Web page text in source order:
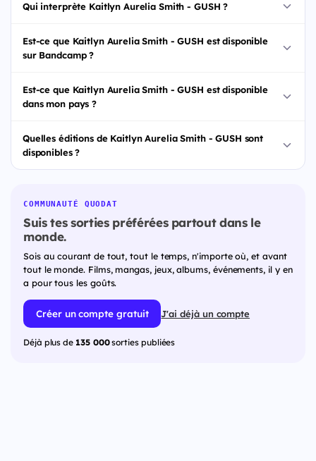
Qui interprète Kaitlyn Aurelia Smith - GUSH ?
Est-ce que Kaitlyn Aurelia Smith - GUSH est disponible
sur Bandcamp ?
Est-ce que Kaitlyn Aurelia Smith - GUSH est disponible
dans mon pays ?
Quelles éditions de Kaitlyn Aurelia Smith - GUSH sont
disponibles ?
COMMUNAUTÉ QUODAT
Suis tes sorties préférées partout dans le
monde.
Sois au courant de tout, tout le temps, n'importe où, et avant
tout le monde. Films, mangas, jeux, albums, événements, il y en
a pour tous les goûts.
Créer un compte gratuit J'ai déjà un compte
Déjà plus de 135 000sorties publiées